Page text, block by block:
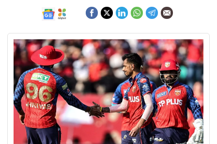
జాతీయం
అంతర్జాతీయం
సినిమా
క్రీడలు
వ్యాపారం